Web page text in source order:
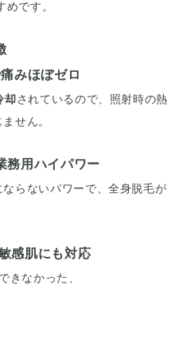
めです。
みほぼゼロ
却されているので、照射時の熱
せん。
用ハイパワー
らないパワーで、全身脱毛が
感肌にも対応
きなかった、